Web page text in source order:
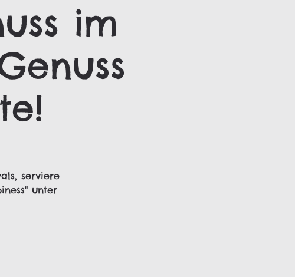
im
serviere
unter